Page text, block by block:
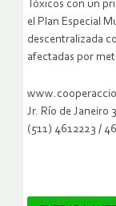
Tóxicos con un
el Plan Especial
descentralizada
afectadas por
Jr. Río de Janeiro
(511) 4612223 /